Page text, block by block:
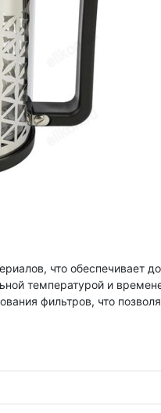
что обеспечивает
температурой и
фильтров, что